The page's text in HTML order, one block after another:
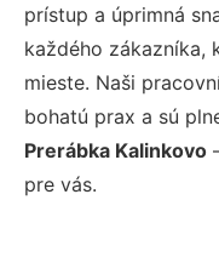
prístup a úprimná
každého zákazníka,
mieste. Naši
bohatú prax a sú
Prerábka Kalinkovo
pre vás.